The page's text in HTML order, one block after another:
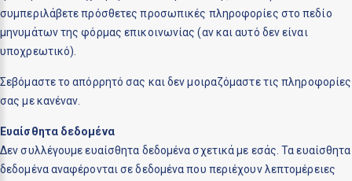
συμπεριλάβετε πρόσθετες προσωπικές πληροφορίες στο πεδίο
μηνυμάτων της φόρμας επικοινωνίας (αν και αυτό δεν είναι
υποχρεωτικό).
Σεβόμαστε το απόρρητό σας και δεν μοιραζόμαστε τις πληροφορίες
σας με κανέναν.
Ευαίσθητα δεδομένα
Δεν συλλέγουμε ευαίσθητα δεδομένα σχετικά με εσάς. Τα ευαίσθητα
δεδομένα αναφέρονται σε δεδομένα που περιέχουν λεπτομέρειες